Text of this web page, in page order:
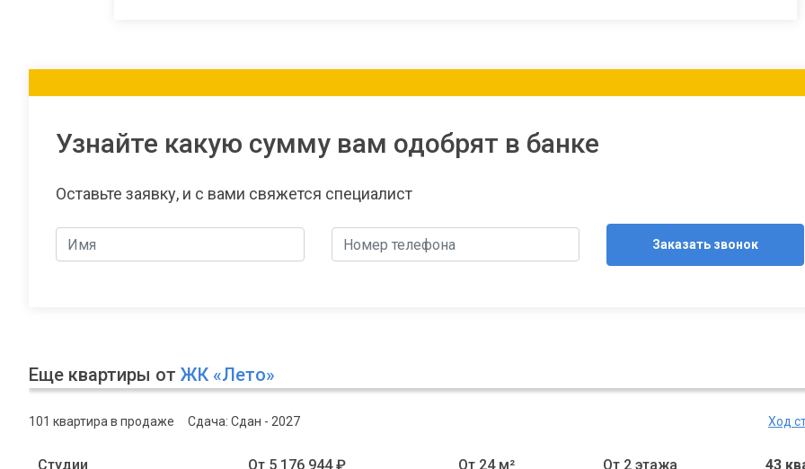
Узнайте какую сумму вам одобрят в банке
Оставьте заявку, и с вами свяжется специалист
Заказать звонок
Еще квартиры от ЖК «Лето»
101 квартира в продаже Сдача: Сдан - 2027 Ход
Студии От 5 176 944 ₽ От 24 м² От 2 этажа 43